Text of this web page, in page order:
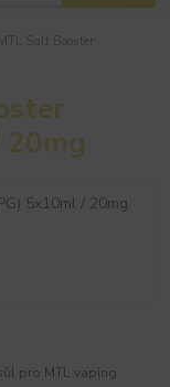
pro MTL vaping